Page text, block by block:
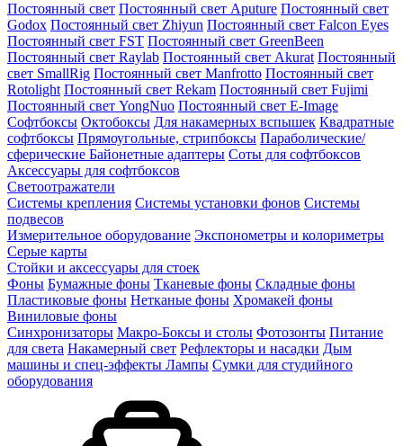
Постоянный свет Постоянный свет Aputure Постоянный свет
Godox Постоянный свет Zhiyun Постоянный свет Falcon Eyes
Постоянный свет FST Постоянный свет GreenBeen
Постоянный свет Raylab Постоянный свет Akurat Постоянный
свет SmallRig Постоянный свет Manfrotto Постоянный свет
Rotolight Постоянный свет Rekam Постоянный свет Fujimi
Постоянный свет YongNuo Постоянный свет E-Image
Софтбоксы Октобоксы Для накамерных вспышек Квадратные
софтбоксы Прямоугольные, стрипбоксы Параболические/
сферические Байонетныe адаптеры Соты для софтбоксов
Аксессуары для софтбоксов
Светоотражатели
Системы крепления Системы установки фонов Системы
подвесов
Измерительное оборудование Экспонометры и колориметры
Серые карты
Стойки и аксессуары для стоек
Фоны Бумажные фоны Тканевые фоны Складные фоны
Пластиковые фоны Нетканые фоны Хромакей фоны
Виниловые фоны
Синхронизаторы Макро-Боксы и столы Фотозонты Питание
для света Накамерный свет Рефлекторы и насадки Дым
машины и спец-эффекты Лампы Сумки для студийного
оборудования